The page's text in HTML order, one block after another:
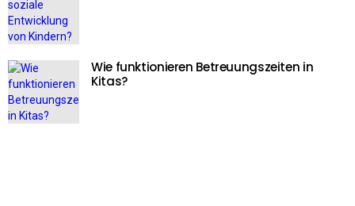
Wie funktionieren Betreuungszeiten in
Kitas?